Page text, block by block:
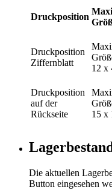
Druckposition
Druckposition
Ziffernblatt
12 x
Druckposition
auf der
Rückseite
15 x
Die aktuellen
Button eingesehen